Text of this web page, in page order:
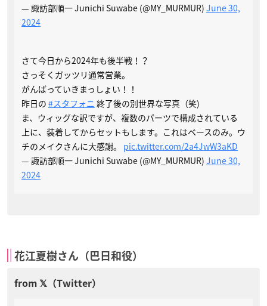
— 諏訪部順一 Junichi Suwabe (@MY_MURMUR) June 30,
2024
さて今日から2024年も後半戦！？
さっそくガッツリ通常営業。
がんばっていきまっしょい！！
昨日の #スタフォニ 終了後の別世界な写真（笑)
ま、ウィッグな訳ですが、複数のパーツで構成されている
上に、装着してからセットもします。これはベースのみ。ウ
チのメイクさんに大感謝。 pic.twitter.com/2a4JwW3aKD
— 諏訪部順一 Junichi Suwabe (@MY_MURMUR) June 30,
2024
花江夏樹さん（巴日和役）